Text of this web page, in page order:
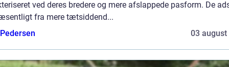
ved deres bredere og mere afslappede pasform. De
fra mere tætsiddend...
03 august